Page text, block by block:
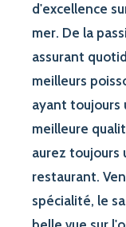
d'excellence
mer. De la
assurant
meilleurs
ayant toujours
meilleure
aurez toujours
restaurant.
spécialité, le